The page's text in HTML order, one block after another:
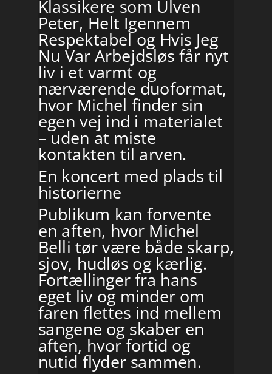
Klassikere som Ulven
Peter, Helt Igennem
Respektabel og Hvis Jeg
Nu Var Arbejdsløs får nyt
liv i et varmt og
nærværende duoformat,
hvor Michel finder sin
egen vej ind i materialet
– uden at miste
kontakten til arven.
En koncert med plads til
historierne
Publikum kan forvente
en aften, hvor Michel
Belli tør være både skarp,
sjov, hudløs og kærlig.
Fortællinger fra hans
eget liv og minder om
faren flettes ind mellem
sangene og skaber en
aften, hvor fortid og
nutid flyder sammen.